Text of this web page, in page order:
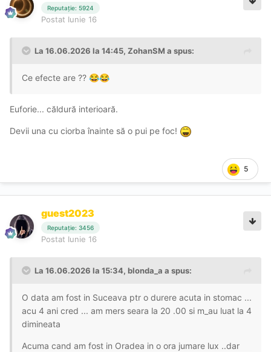
Reputație: 5924
Postat Iunie 16
La 16.06.2026 la 14:45, ZohanSM a spus:
Ce efecte are ?? 😂😂
Euforie... căldură interioară.
Devii una cu ciorba înainte să o pui pe foc!
5
guest2023
Reputație: 3456
Postat Iunie 16
La 16.06.2026 la 15:34, blonda_a a spus:
O data am fost in Suceava ptr o durere acuta in stomac ...
acu 4 ani cred ... am mers seara la 20 .00 si m_au luat la 4
dimineata
Acuma cand am fost in Oradea in o ora jumare lux ..dar